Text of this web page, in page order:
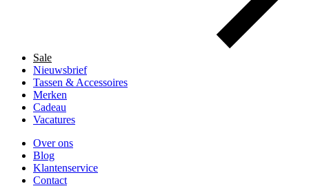
Sale
Nieuwsbrief
Tassen & Accessoires
Merken
Cadeau
Vacatures
Over ons
Blog
Klantenservice
Contact